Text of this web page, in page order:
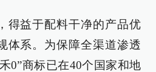
得益于配料干净的产品优
体系。为保障全渠道渗透
0”商标已在40个国家和地